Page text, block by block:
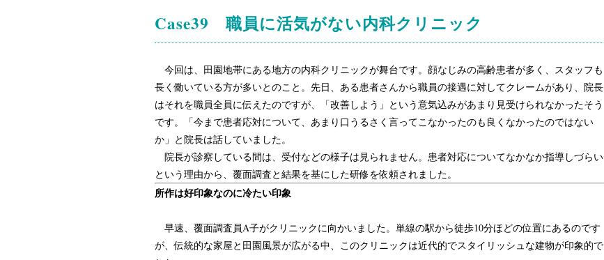
Case39 職員に活気がない内科クリニック
今回は、田園地帯にある地方の内科クリニックが舞台です。顔なじみの高齢患者が多く、スタッフも
長く働いている方が多いとのこと。先日、ある患者さんから職員の接遇に対してクレームがあり、院長
はそれを職員全員に伝えたのですが、「改善しよう」という意気込みがあまり見受けられなかったそう
です。「今まで患者応対について、あまり口うるさく言ってこなかったのも良くなかったのではない
か」と院長は話していました。
院長が診察している間は、受付などの様子は見られません。患者対応についてなかなか指導しづらい
という理由から、覆面調査と結果を基にした研修を依頼されました。
所作は好印象なのに冷たい印象
早速、覆面調査員A子がクリニックに向かいました。単線の駅から徒歩10分ほどの位置にあるのです
が、伝統的な家屋と田園風景が広がる中、このクリニックは近代的でスタイリッシュな建物が印象的で